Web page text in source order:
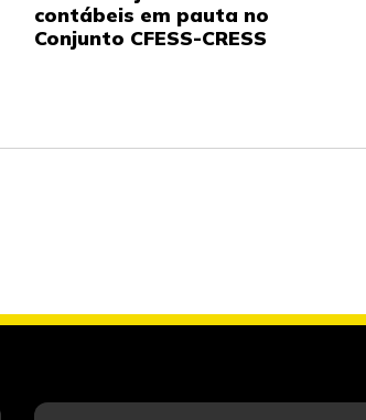
contábeis em pauta no
Conjunto CFESS-CRESS